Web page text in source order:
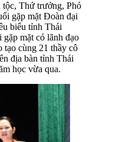
tộc, Thứ trưởng, Phó
gặp mặt Đoàn đại
biểu tỉnh Thái
mặt có lãnh đạo
tạo cùng 21 thầy cô
địa bàn tỉnh Thái
học vừa qua.